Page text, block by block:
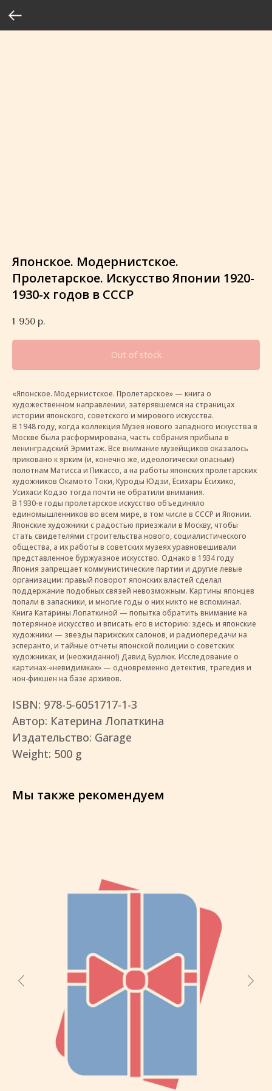
Японское. Модернистское.
Пролетарское. Искусство Японии 1920-
1930-х годов в СССР
1 950 р.
Out of stock
«Японское. Модернистское. Пролетарское» — книга о
художественном направлении, затерявшемся на страницах
истории японского, советского и мирового искусства.
В 1948 году, когда коллекция Музея нового западного искусства в
Москве была расформирована, часть собрания прибыла в
ленинградский Эрмитаж. Все внимание музейщиков оказалось
приковано к ярким (и, конечно же, идеологически опасным)
полотнам Матисса и Пикассо, а на работы японских пролетарских
художников Окамото Токи, Куроды Юдзи, Ёсихары Ёсихико,
Усихаси Кодзо тогда почти не обратили внимания.
В 1930-е годы пролетарское искусство объединяло
единомышленников во всем мире, в том числе в СССР и Японии.
Японские художники с радостью приезжали в Москву, чтобы
стать свидетелями строительства нового, социалистического
общества, а их работы в советских музеях уравновешивали
представленное буржуазное искусство. Однако в 1934 году
Япония запрещает коммунистические партии и другие левые
организации: правый поворот японских властей сделал
поддержание подобных связей невозможным. Картины японцев
попали в запасники, и многие годы о них никто не вспоминал.
Книга Катарины Лопаткиной — попытка обратить внимание на
потерянное искусство и вписать его в историю: здесь и японские
художники — звезды парижских салонов, и радиопередачи на
эсперанто, и тайные отчеты японской полиции о советских
художниках, и (неожиданно!) Давид Бурлюк. Исследование о
картинах-«невидимках» — одновременно детектив, трагедия и
нон-фикшен на базе архивов.
ISBN: 978-5-6051717-1-3
Автор: Катерина Лопаткина
Издательство: Garage
Weight: 500 g
Мы также рекомендуем